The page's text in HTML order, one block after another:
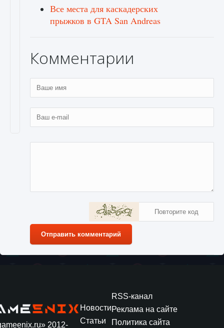
Все места для каскадерских
прыжков в GTA San Andreas
Комментарии
Отправить комментарий
2012-
Новости
Статьи
RSS-канал
Реклама на сайте
Политика сайта